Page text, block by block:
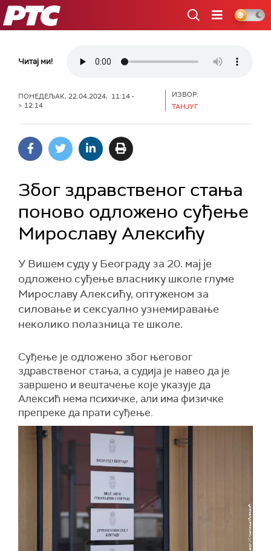
РТС
Читај ми!
ПОНЕДЕЉАК, 22.04.2024, 11:14 -
> 12:14
ИЗВОР:
ТАНЈУГ
Због здравственог стања
поново одложено суђење
Мирославу Алексићу
У Вишем суду у Београду за 20. мај је
одложено суђење власнику школе глуме
Мирославу Алексићу, оптуженом за
силовање и сексуално узнемиравање
неколико полазница те школе.
Суђење је одложено због његовог
здравственог стања, а судија је навео да је
завршено и вештачење које указује да
Алексић нема психичке, али има физичке
препреке да прати суђење.